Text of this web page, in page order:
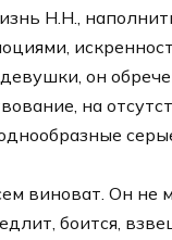
Н.Н.,
он
на
виноват. Он не
боится,